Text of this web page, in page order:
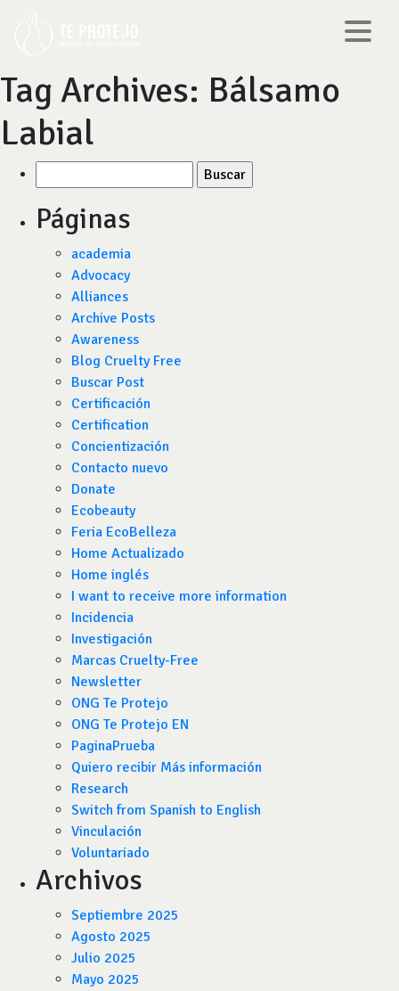
Tag Archives: Bálsamo
Labial
por:
Páginas
academia
Advocacy
Alliances
Archive Posts
Awareness
Blog Cruelty Free
Buscar Post
Certificación
Certification
Concientización
Contacto nuevo
Donate
Ecobeauty
Feria EcoBelleza
Home Actualizado
Home inglés
I want to receive more information
Incidencia
Investigación
Marcas Cruelty-Free
Newsletter
ONG Te Protejo
ONG Te Protejo EN
PaginaPrueba
Quiero recibir Más información
Research
Switch from Spanish to English
Vinculación
Voluntariado
Archivos
Septiembre 2025
Agosto 2025
Julio 2025
Mayo 2025